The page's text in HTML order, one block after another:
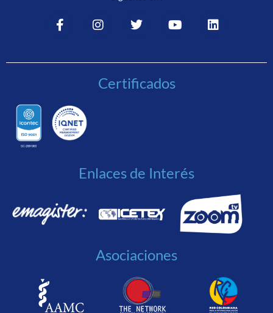
Certificados
Enlaces de Interés
Asociaciones